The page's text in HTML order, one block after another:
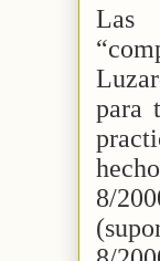
Las
para
8/